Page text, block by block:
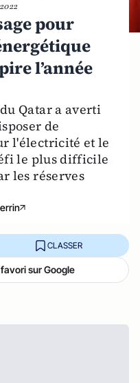
pour
l’année
Qatar a averti
de
l'électricité et le
le plus difficile
les réserves
CLASSER
sur Google